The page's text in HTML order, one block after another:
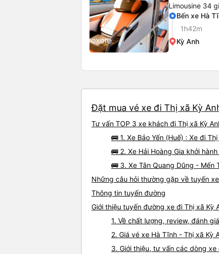
Limousine 34
Bến xe Hà
1h42m
Kỳ Anh
Đặt mua vé xe đi Thị xã Kỳ
Tư vấn TOP 3 xe khách đi Thị xã Kỳ
🚌 1. Xe Bảo Yến (Huế) : Xe đi
🚌 2. Xe Hải Hoàng Gia khởi
🚌 3. Xe Tân Quang Dũng -
Những câu hỏi thường gặp về tuyến
Thông tin tuyến đường
Giới thiệu tuyến đường xe đi Thị xã Kỳ
1. Về chất lượng, review, đánh
2. Giá vé xe Hà Tĩnh - Thị xã Kỳ
3. Giới thiệu, tư vấn các dòng